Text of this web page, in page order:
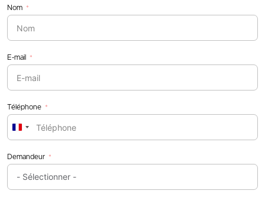
Nom
E-mail
Téléphone
France
Demandeur